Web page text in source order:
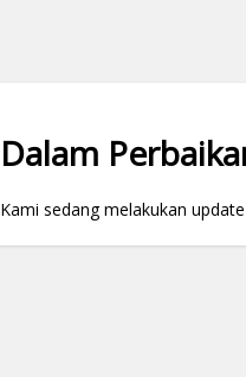
Dalam
Kami sedang melakukan